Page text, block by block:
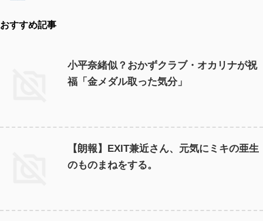
おすすめ記事
小平奈緒似？おかずクラブ・オカリナが祝
福「金メダル取った気分」
【朗報】EXIT兼近さん、元気にミキの亜生
のものまねをする。